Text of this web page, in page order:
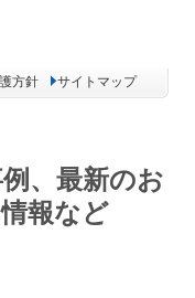
方針 サイトマップ
、最新のお
報など